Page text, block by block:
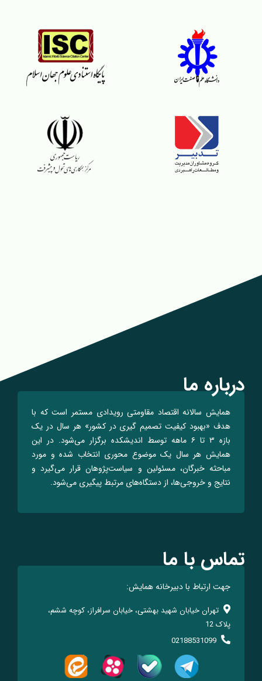
درباره ما
همایش سالانه اقتصاد مقاومتی رویدادی مستمر است که با
هدف «بهبود کیفیت تصمیم گیری در کشور» هر سال در یک
بازه ۳ تا ۶ ماهه توسط اندیشکده برگزار می‌شود. در این
همایش هر سال یک موضوع محوری انتخاب شده و مورد
مباحثه خبرگان، مسئولین و سیاست‌پژوهان قرار می‌گیرد و
نتایج و خروجی‌ها، از دستگاه‌های مرتبط پیگیری می‌شود.
تماس با ما
جهت ارتباط با دبیرخانه همایش:
تهران خیابان شهید بهشتی، خیابان سرافراز، کوچه ششم،
پلاک 12
02188531099